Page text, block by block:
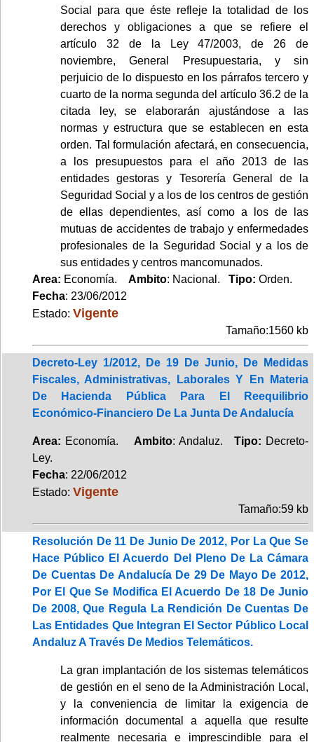
Social para que éste refleje la totalidad de los
derechos y obligaciones a que se refiere el
artículo 32 de la Ley 47/2003, de 26 de
noviembre, General Presupuestaria, y sin
perjuicio de lo dispuesto en los párrafos tercero y
cuarto de la norma segunda del artículo 36.2 de la
citada ley, se elaborarán ajustándose a las
normas y estructura que se establecen en esta
orden. Tal formulación afectará, en consecuencia,
a los presupuestos para el año 2013 de las
entidades gestoras y Tesorería General de la
Seguridad Social y a los de los centros de gestión
de ellas dependientes, así como a los de las
mutuas de accidentes de trabajo y enfermedades
profesionales de la Seguridad Social y a los de
sus entidades y centros mancomunados.
Area: Economía. Ambito: Nacional. Tipo: Orden.
Fecha: 23/06/2012
Estado: Vigente
Tamaño:1560 kb
Decreto-Ley 1/2012, De 19 De Junio, De Medidas
Fiscales, Administrativas, Laborales Y En Materia
De Hacienda Pública Para El Reequilibrio
Económico-Financiero De La Junta De Andalucía
Area: Economía. Ambito: Andaluz.Tipo: Decreto-
Ley.
Fecha: 22/06/2012
Estado: Vigente
Tamaño:59 kb
Resolución De 11 De Junio De 2012, Por La Que Se
Hace Público El Acuerdo Del Pleno De La Cámara
De Cuentas De Andalucía De 29 De Mayo De 2012,
Por El Que Se Modifica El Acuerdo De 18 De Junio
De 2008, Que Regula La Rendición De Cuentas De
Las Entidades Que Integran El Sector Público Local
Andaluz A Través De Medios Telemáticos.
La gran implantación de los sistemas telemáticos
de gestión en el seno de la Administración Local,
y la conveniencia de limitar la exigencia de
información documental a aquella que resulte
realmente necesaria e imprescindible para el